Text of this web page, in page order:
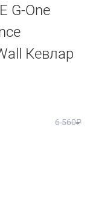
G-One
Кевлар
6 560₽